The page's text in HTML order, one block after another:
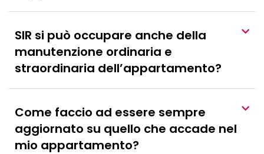
SIR si può occupare anche della
manutenzione ordinaria e
straordinaria dell’appartamento?
Come faccio ad essere sempre
aggiornato su quello che accade nel
mio appartamento?